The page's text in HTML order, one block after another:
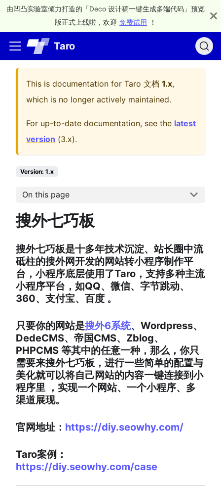
由凹凸实验室倾力打造的「Deco 设计稿一键生成多端代码」预览
版正式上线啦，欢迎 免费试用 ！
Taro
This is documentation for Taro 文档 1.x,
which is no longer actively maintained.
For up-to-date documentation, see the latest
version (3.x).
Version: 1.x
On this page
搜外七巧板
搜外七巧板是十多年技术沉淀、站长圈中流
砥柱的搜外网开发的网站转小程序制作平
台，小程序底层使用了Taro，支持多种主流
小程序平台，如QQ、微信、字节跳动、
360、支付宝、百度 。
只要你的网站是搜外6系统、Wordpress、
DedeCMS、帝国CMS、Zblog、
PHPCMS 等其中的任意一种，那么，你只
需要来搜外七巧板，进行一些简单的配置与
美化就可以将自己网站的内容一键连接到小
程序里 ，实现一个网站、一个小程序、多
渠道展现。
官网地址： https://diy.seowhy.com/
Taro案例：
https://diy.seowhy.com/case